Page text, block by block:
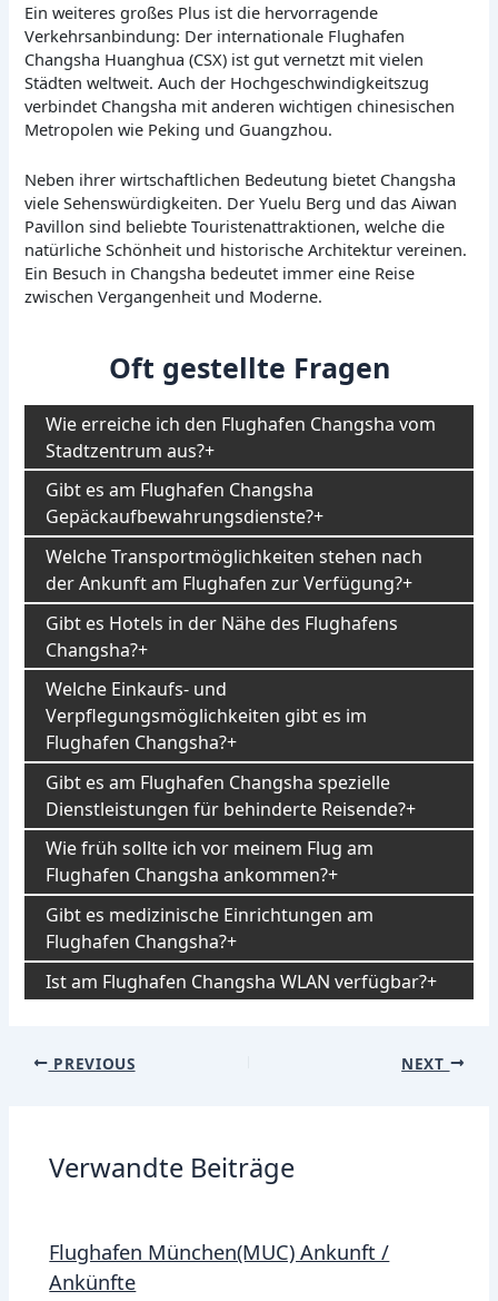
Ein weiteres großes Plus ist die hervorragende
Verkehrsanbindung: Der internationale Flughafen
Changsha Huanghua (CSX) ist gut vernetzt mit vielen
Städten weltweit. Auch der Hochgeschwindigkeitszug
verbindet Changsha mit anderen wichtigen chinesischen
Metropolen wie Peking und Guangzhou.
Neben ihrer wirtschaftlichen Bedeutung bietet Changsha
viele Sehenswürdigkeiten. Der Yuelu Berg und das Aiwan
Pavillon sind beliebte Touristenattraktionen, welche die
natürliche Schönheit und historische Architektur vereinen.
Ein Besuch in Changsha bedeutet immer eine Reise
zwischen Vergangenheit und Moderne.
Oft gestellte Fragen
Wie erreiche ich den Flughafen Changsha vom
Stadtzentrum aus?
Gibt es am Flughafen Changsha
Gepäckaufbewahrungsdienste?
Welche Transportmöglichkeiten stehen nach
der Ankunft am Flughafen zur Verfügung?
Gibt es Hotels in der Nähe des Flughafens
Changsha?
Welche Einkaufs- und
Verpflegungsmöglichkeiten gibt es im
Flughafen Changsha?
Gibt es am Flughafen Changsha spezielle
Dienstleistungen für behinderte Reisende?
Wie früh sollte ich vor meinem Flug am
Flughafen Changsha ankommen?
Gibt es medizinische Einrichtungen am
Flughafen Changsha?
Ist am Flughafen Changsha WLAN verfügbar?
Post
PREVIOUS NEXT
Verwandte Beiträge
Flughafen München(MUC) Ankunft /
Ankünfte